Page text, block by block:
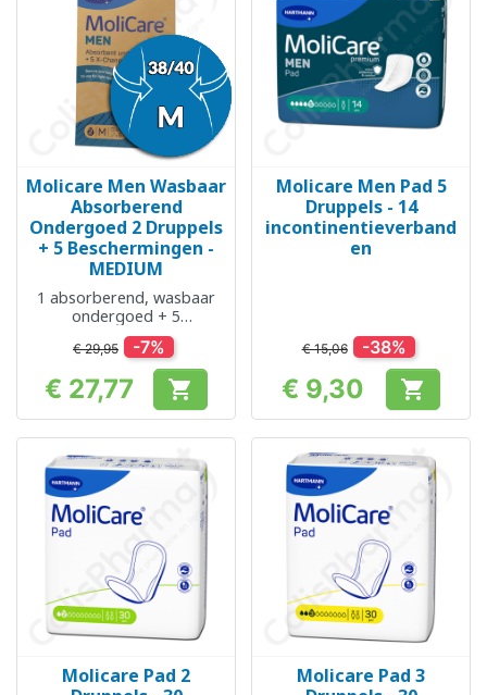
Molicare Men Wasbaar
Absorberend
Ondergoed 2 Druppels
+ 5 Beschermingen -
MEDIUM
1 absorberend, wasbaar
ondergoed + 5
beschermingen
€ 29,95 -7%
Prijs
€ 27,77 
Molicare Men Pad 5
Druppels - 14
incontinentieverband
en
€ 15,06 -38%
Prijs
€ 9,30 
Molicare Pad 2
Molicare Pad 3